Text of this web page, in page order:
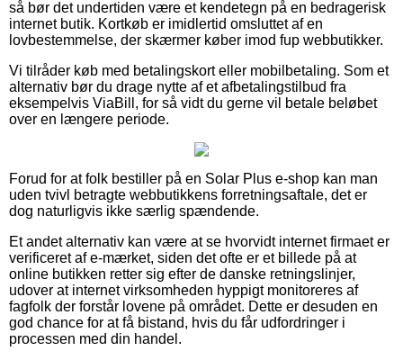
så bør det undertiden være et kendetegn på en bedragerisk
internet butik. Kortkøb er imidlertid omsluttet af en
lovbestemmelse, der skærmer køber imod fup webbutikker.
Vi tilråder køb med betalingskort eller mobilbetaling. Som et
alternativ bør du drage nytte af et afbetalingstilbud fra
eksempelvis ViaBill, for så vidt du gerne vil betale beløbet
over en længere periode.
Forud for at folk bestiller på en Solar Plus e-shop kan man
uden tvivl betragte webbutikkens forretningsaftale, det er
dog naturligvis ikke særlig spændende.
Et andet alternativ kan være at se hvorvidt internet firmaet er
verificeret af e-mærket, siden det ofte er et billede på at
online butikken retter sig efter de danske retningslinjer,
udover at internet virksomheden hyppigt monitoreres af
fagfolk der forstår lovene på området. Dette er desuden en
god chance for at få bistand, hvis du får udfordringer i
processen med din handel.